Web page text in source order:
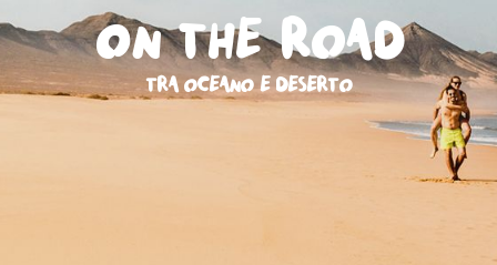
On the Road
tra oceano e deserto